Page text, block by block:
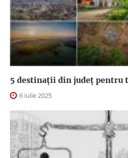
5 destinații din județ pentru
6 iulie 2025